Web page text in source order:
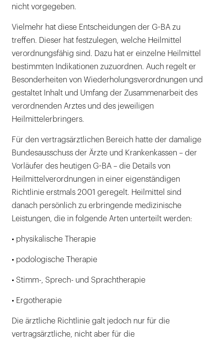
nicht vorgegeben.
Vielmehr hat diese Entscheidungen der G-BA zu
treffen. Dieser hat festzulegen, welche Heilmittel
verordnungsfähig sind. Dazu hat er einzelne Heilmittel
bestimmten Indikationen zuzuordnen. Auch regelt er
Besonderheiten von Wiederholungsverordnungen und
gestaltet Inhalt und Umfang der Zusammenarbeit des
verordnenden Arztes und des jeweiligen
Heilmittelerbringers.
Für den vertragsärztlichen Bereich hatte der damalige
Bundesausschuss der Ärzte und Krankenkassen – der
Vorläufer des heutigen G-BA – die Details von
Heilmittelverordnungen in einer eigenständigen
Richtlinie erstmals 2001 geregelt. Heilmittel sind
danach persönlich zu erbringende medizinische
Leistungen, die in folgende Arten unterteilt werden:
• physikalische Therapie
• podologische Therapie
• Stimm-, Sprech- und Sprachtherapie
• Ergotherapie
Die ärztliche Richtlinie galt jedoch nur für die
vertragsärztliche, nicht aber für die